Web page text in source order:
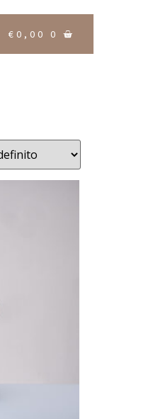
€ 0,00 0